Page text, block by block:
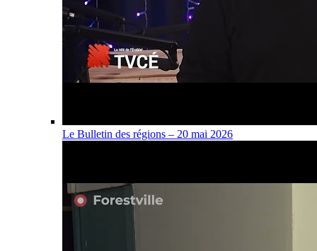
Le Bulletin des régions – 20 mai 2026